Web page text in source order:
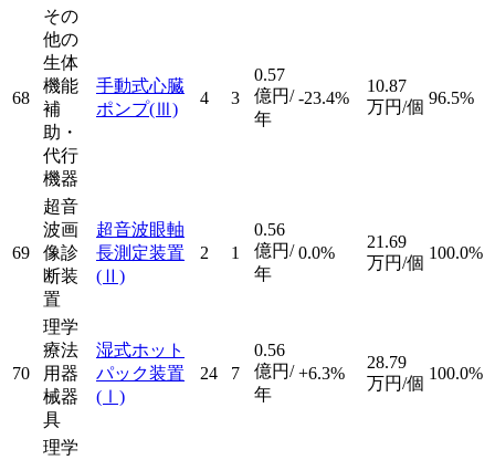
68
その
他の
生体
機能
補
助・
代行
機器
手動式心臓
ポンプ(Ⅲ)
4 3
0.57
億円/
年
-23.4%
10.87
万円/個 96.5%
69
超音
波画
像診
断装
置
超音波眼軸
長測定装置
(Ⅱ)
2 1
0.56
億円/
年
0.0%
21.69
万円/個
100.0%
70
理学
療法
用器
械器
具
湿式ホット
パック装置
(Ⅰ)
24 7
0.56
億円/
年
+6.3%
28.79
万円/個
100.0%
理学